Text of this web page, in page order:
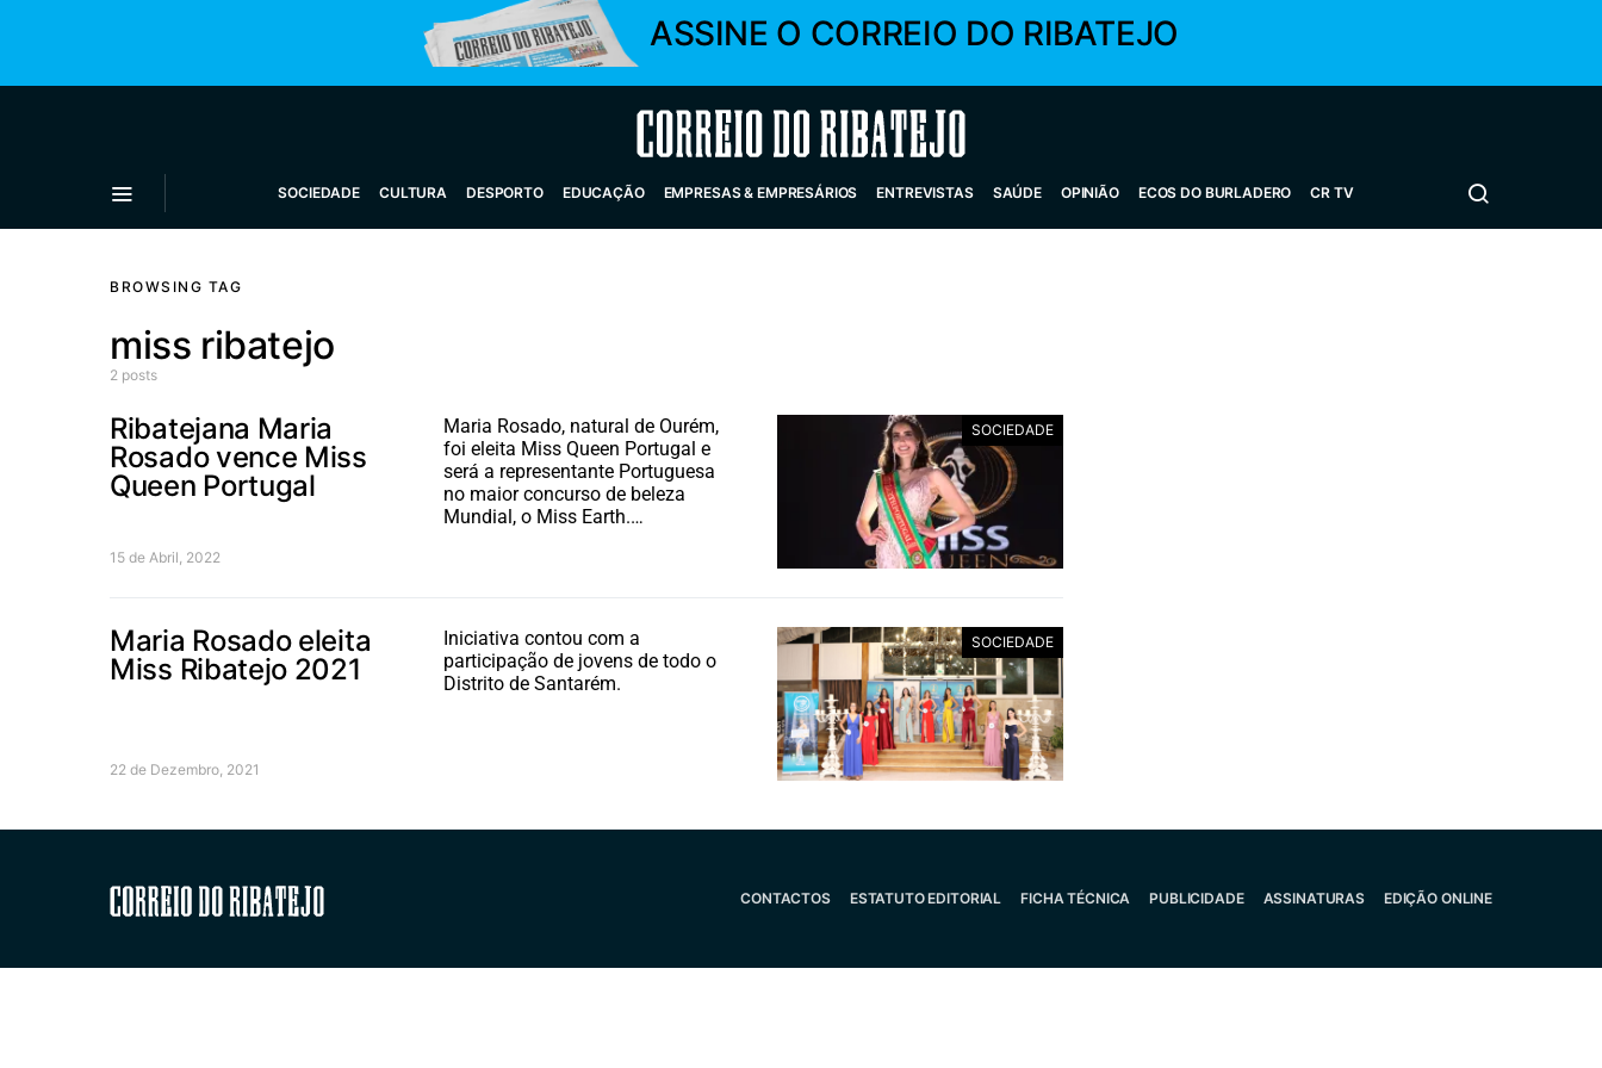
ASSINE O CORREIO DO RIBATEJO
Correio do Ribatejo
SOCIEDADE CULTURA DESPORTO EDUCAÇÃO EMPRESAS & EMPRESÁRIOS ENTREVISTAS SAÚDE OPINIÃO ECOS DO BURLADERO CR TV
BROWSING TAG
miss ribatejo
2 posts
SOCIEDADE
Ribatejana Maria
Rosado vence Miss
Queen Portugal
Maria Rosado, natural de Ourém,
foi eleita Miss Queen Portugal e
será a representante Portuguesa
no maior concurso de beleza
Mundial, o Miss Earth.…
15 de Abril, 2022
SOCIEDADE
Maria Rosado eleita
Miss Ribatejo 2021
Iniciativa contou com a
participação de jovens de todo o
Distrito de Santarém.
22 de Dezembro, 2021
Correio do Ribatejo CONTACTOS ESTATUTO EDITORIAL FICHA TÉCNICA PUBLICIDADE ASSINATURAS EDIÇÃO ONLINE